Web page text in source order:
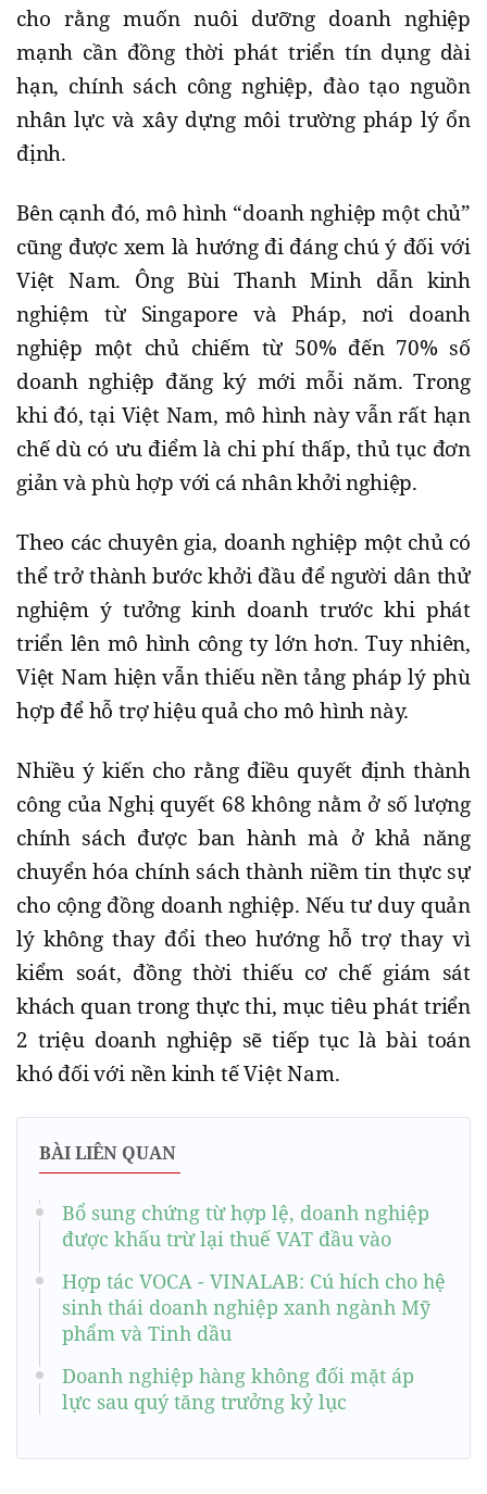
cho rằng muốn nuôi dưỡng doanh nghiệp
mạnh cần đồng thời phát triển tín dụng dài
hạn, chính sách công nghiệp, đào tạo nguồn
nhân lực và xây dựng môi trường pháp lý ổn
định.
Bên cạnh đó, mô hình “doanh nghiệp một chủ”
cũng được xem là hướng đi đáng chú ý đối với
Việt Nam. Ông Bùi Thanh Minh dẫn kinh
nghiệm từ Singapore và Pháp, nơi doanh
nghiệp một chủ chiếm từ 50% đến 70% số
doanh nghiệp đăng ký mới mỗi năm. Trong
khi đó, tại Việt Nam, mô hình này vẫn rất hạn
chế dù có ưu điểm là chi phí thấp, thủ tục đơn
giản và phù hợp với cá nhân khởi nghiệp.
Theo các chuyên gia, doanh nghiệp một chủ có
thể trở thành bước khởi đầu để người dân thử
nghiệm ý tưởng kinh doanh trước khi phát
triển lên mô hình công ty lớn hơn. Tuy nhiên,
Việt Nam hiện vẫn thiếu nền tảng pháp lý phù
hợp để hỗ trợ hiệu quả cho mô hình này.
Nhiều ý kiến cho rằng điều quyết định thành
công của Nghị quyết 68 không nằm ở số lượng
chính sách được ban hành mà ở khả năng
chuyển hóa chính sách thành niềm tin thực sự
cho cộng đồng doanh nghiệp. Nếu tư duy quản
lý không thay đổi theo hướng hỗ trợ thay vì
kiểm soát, đồng thời thiếu cơ chế giám sát
khách quan trong thực thi, mục tiêu phát triển
2 triệu doanh nghiệp sẽ tiếp tục là bài toán
khó đối với nền kinh tế Việt Nam.
BÀI LIÊN QUAN
Bổ sung chứng từ hợp lệ, doanh nghiệp
được khấu trừ lại thuế VAT đầu vào
Hợp tác VOCA - VINALAB: Cú hích cho hệ
sinh thái doanh nghiệp xanh ngành Mỹ
phẩm và Tinh dầu
Doanh nghiệp hàng không đối mặt áp
lực sau quý tăng trưởng kỷ lục